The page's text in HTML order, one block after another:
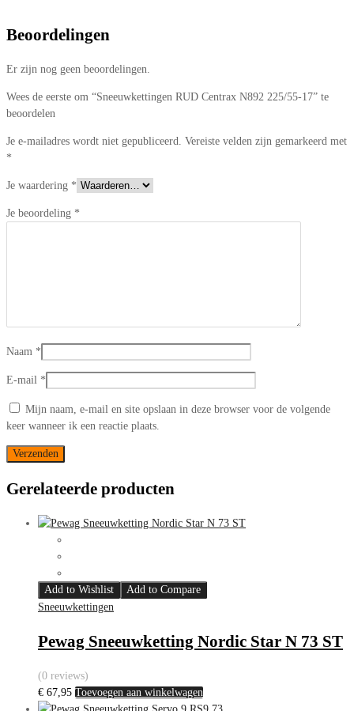
Beoordelingen
Er zijn nog geen beoordelingen.
Wees de eerste om “Sneeuwkettingen RUD Centrax N892 225/55-17” te
beoordelen
Je e-mailadres wordt niet gepubliceerd. Vereiste velden zijn gemarkeerd met
*
Je waardering *
Je beoordeling *
Naam *
E-mail *
Mijn naam, e-mail en site opslaan in deze browser voor de volgende
keer wanneer ik een reactie plaats.
Gerelateerde producten
Add to Wishlist
Add to Compare
Sneeuwkettingen
Pewag Sneeuwketting Nordic Star N 73 ST
(0 reviews)
€ 67,95 Toevoegen aan winkelwagen